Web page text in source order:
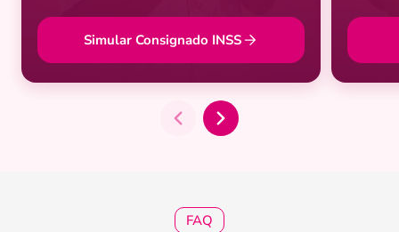
Simular Consignado INSS
FAQ